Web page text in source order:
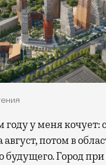
потом в
будущего. Город при